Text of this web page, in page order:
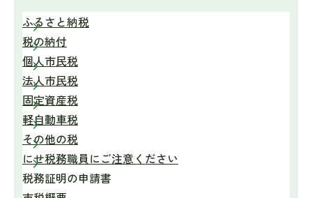
ふるさと納税
税の納付
個人市民税
法人市民税
固定資産税
軽自動車税
その他の税
にせ税務職員にご注意ください
税務証明の申請書